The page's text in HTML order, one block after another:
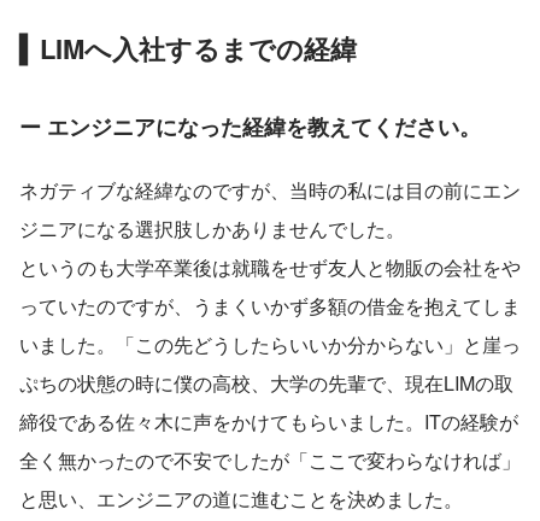
▍LIMへ入社するまでの経緯
ー エンジニアになった経緯を教えてください。
ネガティブな経緯なのですが、当時の私には目の前にエン
ジニアになる選択肢しかありませんでした。
というのも大学卒業後は就職をせず友人と物販の会社をや
っていたのですが、うまくいかず多額の借金を抱えてしま
いました。「この先どうしたらいいか分からない」と崖っ
ぷちの状態の時に僕の高校、大学の先輩で、現在LIMの取
締役である佐々木に声をかけてもらいました。ITの経験が
全く無かったので不安でしたが「ここで変わらなければ」
と思い、エンジニアの道に進むことを決めました。